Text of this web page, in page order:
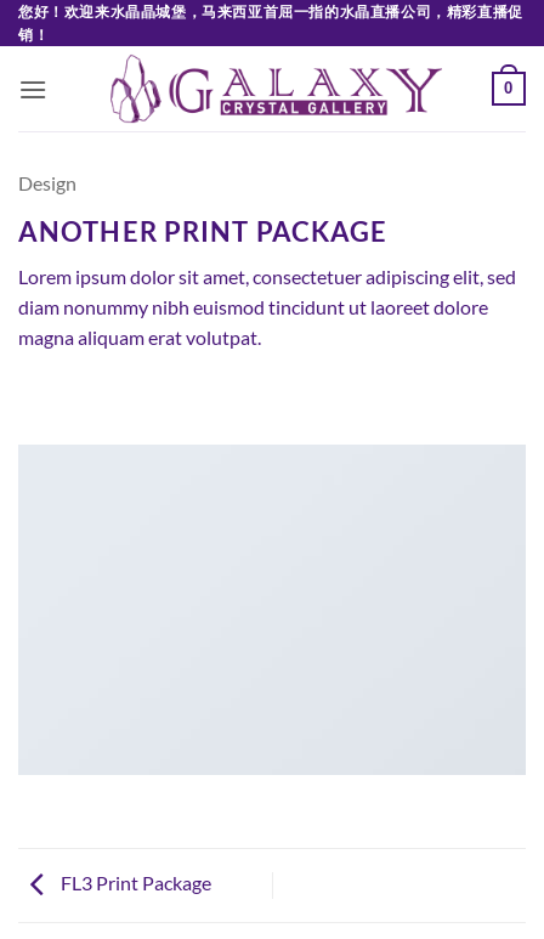
Skip
to
您好！欢迎来水晶晶城堡，马来西亚首屈一指的水晶直播公司，精彩直播促
销！
0
Design
ANOTHER PRINT PACKAGE
Lorem ipsum dolor sit amet, consectetuer adipiscing elit, sed
diam nonummy nibh euismod tincidunt ut laoreet dolore
magna aliquam erat volutpat.
FL3 Print Package